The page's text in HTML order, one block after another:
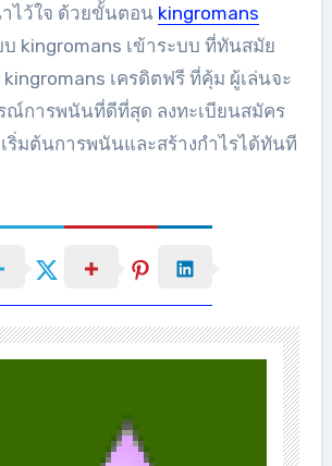
ไว้ใจ ด้วยขั้นตอน kingromans
บ kingromans เข้าระบบ ที่ทันสมัย
เครดิตฟรี ที่คุ้ม ผู้เล่นจะ
ณ์การพนันที่ดีที่สุด ลงทะเบียนสมัคร
ริ่มต้นการพนันและสร้างกำไรได้ทันที